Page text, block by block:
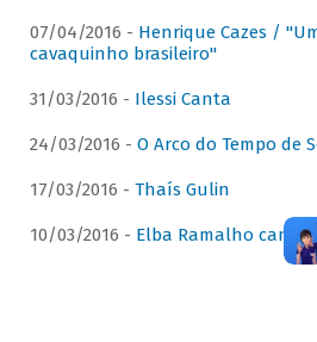
07/04/2016 - Henrique Cazes /
cavaquinho brasileiro"
31/03/2016 - Ilessi Canta
24/03/2016 - O Arco do Tempo de
17/03/2016 - Thaís Gulin
10/03/2016 - Elba Ramalho canta